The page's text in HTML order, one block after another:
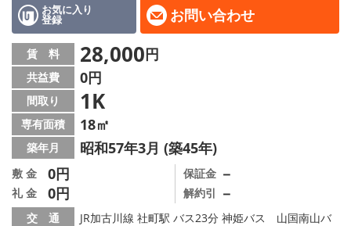
店舗情報·アクセス
会社概要
メールでお問い合わせ
お気に入り
登録 お問い合わせ
賃 料 28,000円
共益費 0円
間取り 1K
専有面積 18㎡
築年月 昭和57年3月 (築45年)
敷 金 0円
礼 金 0円
保証金 －
解約引 －
交 通
JR加古川線 社町駅 バス23分 神姫バス 山国南山バ